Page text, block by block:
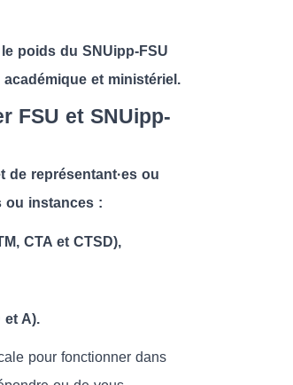
poids du SNUipp-FSU
et ministériel.
FSU et SNUipp-
représentant·es ou
ou instances :
CTA et CTSD),
et A).
pour fonctionner dans